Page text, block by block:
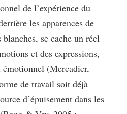
de l’expérience du
les apparences de
se cache un réel
et des expressions,
(Mercadier,
de travail soit déjà
d’épuisement dans les